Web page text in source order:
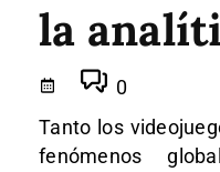
la
0
Tanto los
fenómenos